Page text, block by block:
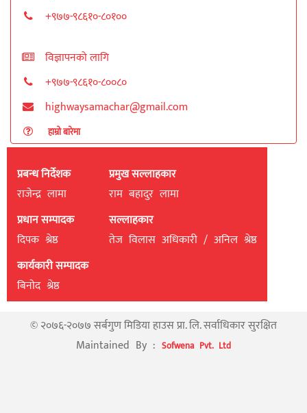
+९७७-९८६१०-८०१००
विज्ञापनको लागि
+९७७-९८६१०-८००८०
highwaysamachar@gmail.com
हाम्रो बारेमा
प्रबन्ध निर्देशक
राजेन्द्र लामा
प्रधान सम्पादक
दिपक श्रेष्ठ
कार्यकारी सम्पादक
बिनाेद श्रेष्ठ
प्रमुख सल्लाहकार
राम बहादुर लामा
सल्लाहकार
तेज विलास अधिकारी / अनिल श्रेष्ठ
© २०७६-२०७७ सर्बगुण मिडिया हाउस प्रा. लि. सर्वाधिकार सुरक्षित
Maintained By : Sofwena Pvt. Ltd